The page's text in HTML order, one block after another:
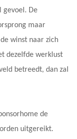
gevoel. De
maar
winst naar zich
dezelfde werklust
betreedt, dan zal
de
uitgereikt.